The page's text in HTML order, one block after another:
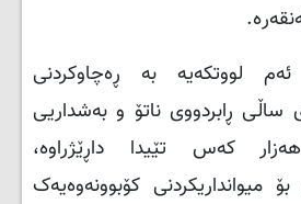
ئەم لووتکەیە بە ڕەچاوکردنی
ساڵی ڕابردووی ناتۆ و بەشداریی
کەس تێیدا داڕێژراوە،
میوانداریکردنی کۆبوونەوەیەک